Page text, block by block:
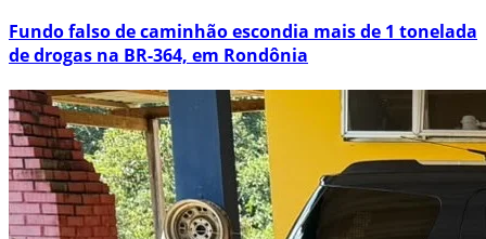
Fundo falso de caminhão escondia mais de 1 tonelada
de drogas na BR-364, em Rondônia